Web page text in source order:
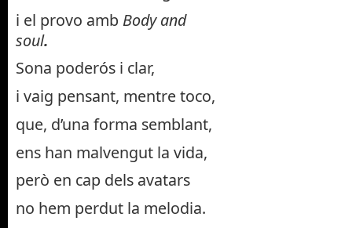
i el provo amb Body and
soul.
Sona poderós i clar,
i vaig pensant, mentre toco,
que, d’una forma semblant,
ens han malvengut la vida,
però en cap dels avatars
no hem perdut la melodia.